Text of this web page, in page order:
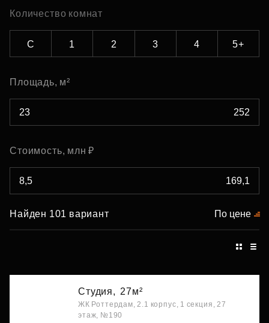
Количество комнат
С 1 2 3 4 5+
Площадь, м²
Стоимость, млн ₽
Найден 101 вариант По цене
Студия, 27м²
ЖК Роттердам, 2.1 корпус, 1 секция, 27
этаж, №190